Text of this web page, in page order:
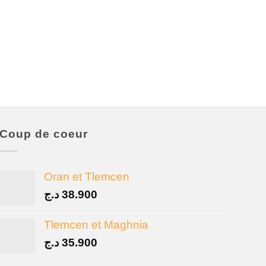
Coup de coeur
Oran et Tlemcen
38.900 د.ج
Tlemcen et Maghnia
35.900 د.ج